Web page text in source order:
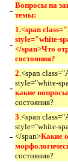
- Вопросы на
темы:
-
1.<span
style="white-
</span>Что
состояния?
-
2.<span
style="white-
какие
состояния?
-
3.<span
style="white-
</span>Какие
состояния?